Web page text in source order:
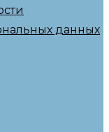
данных